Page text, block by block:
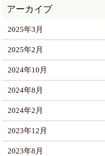
2025年3月
2025年2月
2024年10月
2024年8月
2024年2月
2023年12月
2023年8月